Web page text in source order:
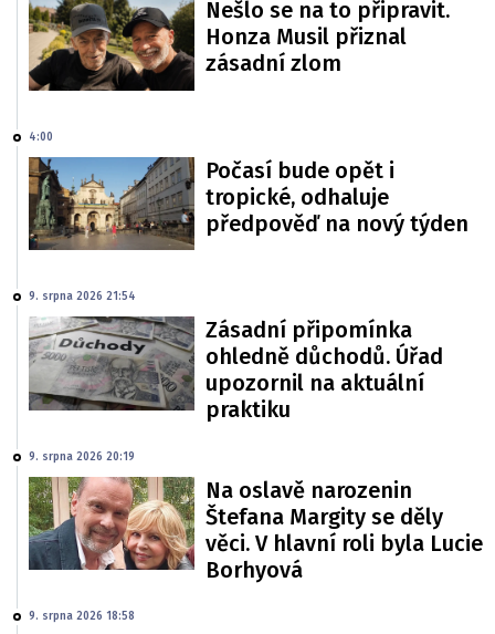
Nešlo se na to připravit.
Honza Musil přiznal
zásadní zlom
4:00
Počasí bude opět i
tropické, odhaluje
předpověď na nový týden
9. srpna 2026 21:54
Zásadní připomínka
ohledně důchodů. Úřad
upozornil na aktuální
praktiku
9. srpna 2026 20:19
Na oslavě narozenin
Štefana Margity se děly
věci. V hlavní roli byla Lucie
Borhyová
9. srpna 2026 18:58